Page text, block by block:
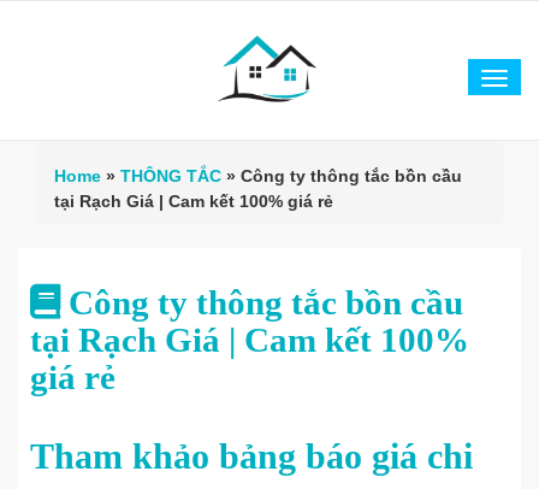
Home » THÔNG TẮC » Công ty thông tắc bồn cầu
tại Rạch Giá | Cam kết 100% giá rẻ
Công ty thông tắc bồn cầu
tại Rạch Giá | Cam kết 100%
giá rẻ
Tham khảo bảng báo giá chi